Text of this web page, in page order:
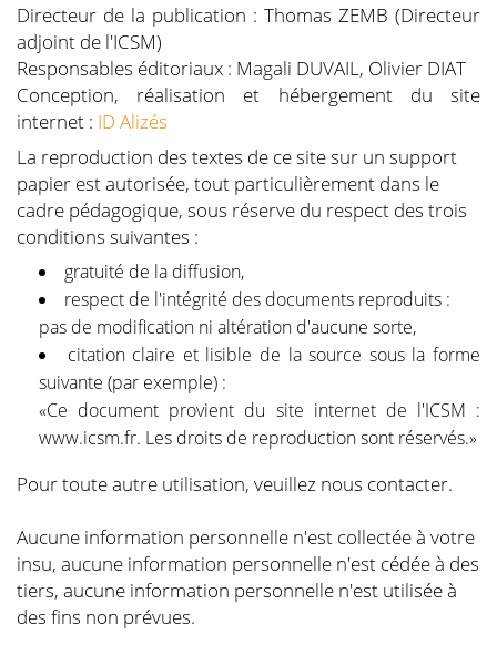
Directeur de la publication : Thomas ZEMB (Directeur
adjoint de l'ICSM)
Responsables éditoriaux : Magali DUVAIL, Olivier DIAT
Conception, réalisation et hébergement du site
internet : ID Alizés
La reproduction des textes de ce site sur un support
papier est autorisée, tout particulièrement dans le
cadre pédagogique, sous réserve du respect des trois
conditions suivantes :
gratuité de la diffusion,
respect de l'intégrité des documents reproduits :
pas de modification ni altération d'aucune sorte,
citation claire et lisible de la source sous la forme
suivante (par exemple) :
«Ce document provient du site internet de l'ICSM :
www.icsm.fr. Les droits de reproduction sont réservés.»
Pour toute autre utilisation, veuillez nous contacter.
Aucune information personnelle n'est collectée à votre
insu, aucune information personnelle n'est cédée à des
tiers, aucune information personnelle n'est utilisée à
des fins non prévues.